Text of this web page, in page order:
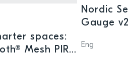
spaces:
Mesh PIR
Nordic
Gauge
Eng